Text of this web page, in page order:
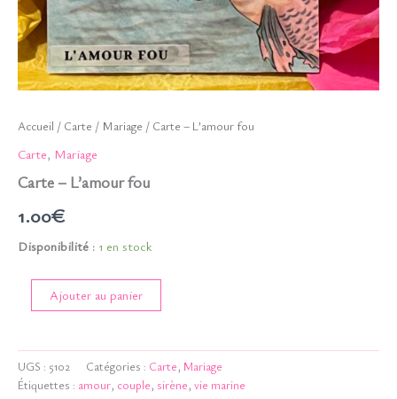
Accueil / Carte / Mariage / Carte – L’amour fou
Carte, Mariage
Carte – L’amour fou
1.00€
Disponibilité : 1 en stock
fou
Ajouter au panier
UGS : 5102 Catégories : Carte, Mariage
Étiquettes : amour, couple, sirène, vie marine